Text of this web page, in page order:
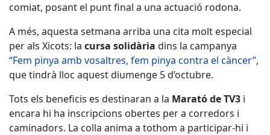
comiat, posant el punt final a una actuació rodona.
A més, aquesta setmana arriba una cita molt especial
per als Xicots: la cursa solidària dins la campanya
“Fem pinya amb vosaltres, fem pinya contra el càncer”,
que tindrà lloc aquest diumenge 5 d’octubre.
Tots els beneficis es destinaran a la Marató de TV3 i
encara hi ha inscripcions obertes per a corredors i
caminadors. La colla anima a tothom a participar-hi i